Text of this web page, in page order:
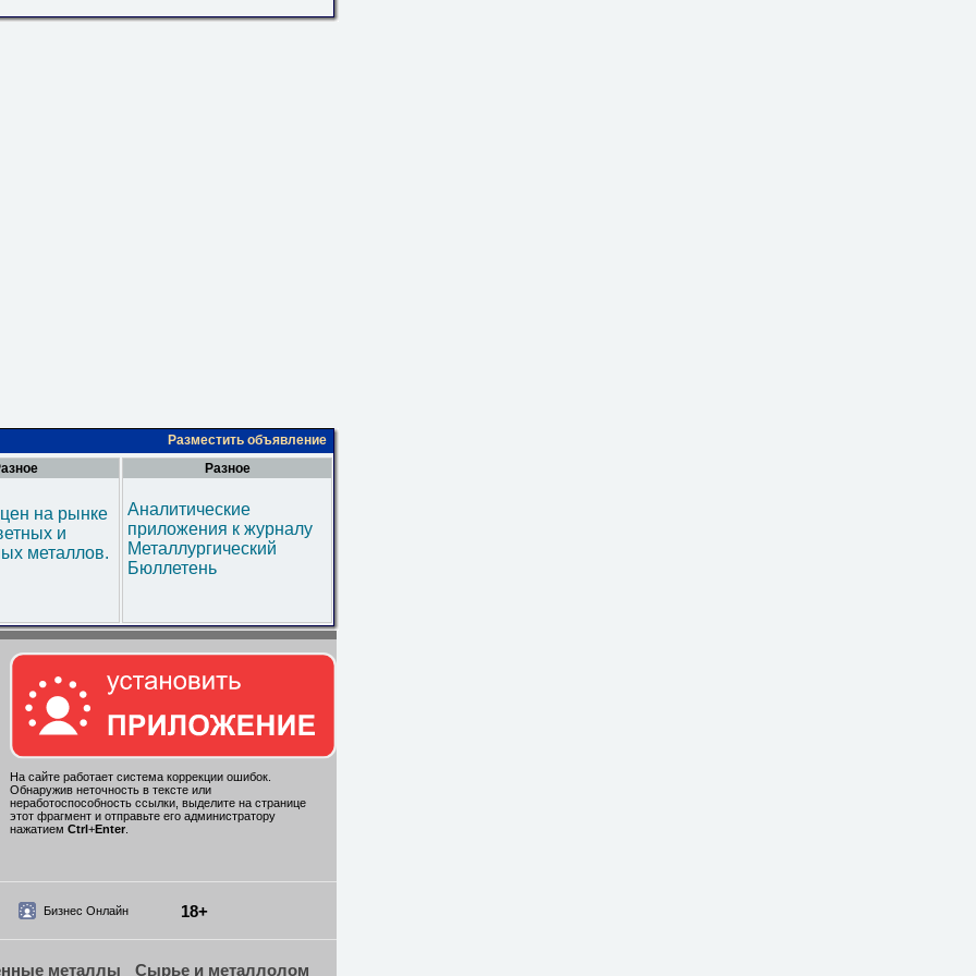
Разместить объявление
на рынке
и
металлов.
Разное
Аналитические
приложения к журналу
Металлургический
Бюллетень
На сайте работает система коррекции ошибок.
Обнаружив неточность в тексте или
неработоспособность ссылки, выделите на странице
этот фрагмент и отправьте его администратору
нажатием Ctrl +Enter.
Бизнес Онлайн 18+
металлы Сырье и металлолом